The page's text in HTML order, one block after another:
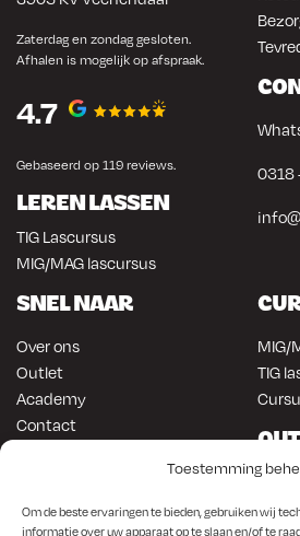
Toestemming
Om de beste ervaringen te bieden, gebruiken wij
informatie over uw apparaat op te slaan en/of te
Zaterdag en zondag gesloten.
Afhalen is mogelijk op afspraak.
4.7
Gebaseerd op 119 reviews.
LEREN LASSEN
TIG Lascursus
MIG/MAG lascursus
0318
SNEL NAAR
Over ons
Outlet
Academy
Contact
ONLINE KOPEN
Lasapparatuur
MIG/
TIG
Om